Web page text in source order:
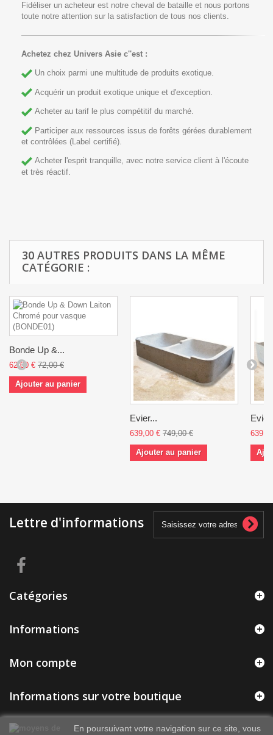
En poursuivant votre navigation sur ce site, vous
Fidéliser un acheteur est notre cheval de bataille et nous portons
toute notre attention sur la satisfaction de tous nos clients.
Achetez chez Univers Asie c''est :
Un choix parmi une multitude de produits exotique.
Acquérir un produit exotique unique et d'exception.
Acheter au tarif le plus compétitif du marché.
Participer aux ressources issus de forêts gérées durablement
et contrôlées (Label certifié).
Acheter l'esprit tranquille, avec notre service client à l'écoute
et très réactif.
30 AUTRES PRODUITS DANS LA MÊME
CATÉGORIE :
Bonde Up &...
62,00 € 72,00 €
Ajouter au panier
Evier...
639,00 € 749,00 €
Ajouter au panier
Lettre d'informations
Catégories
Informations
Mon compte
Informations sur votre boutique